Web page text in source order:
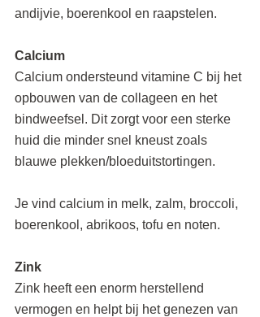
andijvie, boerenkool en raapstelen.
Calcium
Calcium ondersteund vitamine C bij het
opbouwen van de collageen en het
bindweefsel. Dit zorgt voor een sterke
huid die minder snel kneust zoals
blauwe plekken/bloeduitstortingen.
Je vind calcium in melk, zalm, broccoli,
boerenkool, abrikoos, tofu en noten.
Zink
Zink heeft een enorm herstellend
vermogen en helpt bij het genezen van